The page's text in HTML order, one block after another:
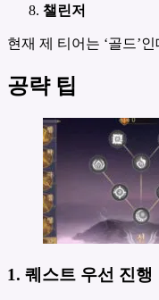
챌린저
현재 제 티어는 ‘골드’
공략 팁
1. 퀘스트 우선 진행